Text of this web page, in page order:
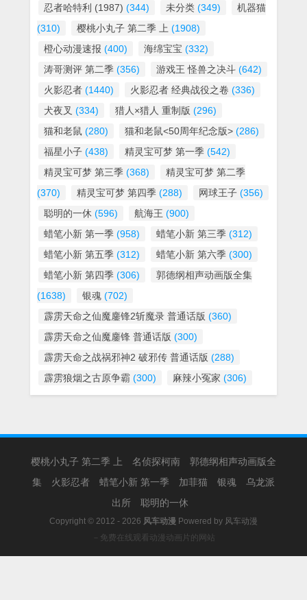
忍者哈特利 (1987) (344) 未分类 (349)
机器猫
(310)
樱桃小丸子 第二季 上 (1908)
橙心动漫速报 (400) 海绵宝宝 (332)
涛哥测评 第二季 (356) 游戏王 怪兽之决斗 (642)
火影忍者 (1440) 火影忍者 经典战役之卷 (336)
犬夜叉 (334) 猎人×猎人 重制版 (296)
猫和老鼠 (280) 猫和老鼠<50周年纪念版> (286)
福星小子 (438) 精灵宝可梦 第一季 (542)
精灵宝可梦 第三季 (368)
精灵宝可梦 第二季
(370)
精灵宝可梦 第四季 (288) 网球王子 (356)
聪明的一休 (596) 航海王 (900)
蜡笔小新 第一季 (958) 蜡笔小新 第三季 (312)
蜡笔小新 第五季 (312) 蜡笔小新 第六季 (300)
蜡笔小新 第四季 (306)
郭德纲相声动画版全集
(1638)
银魂 (702)
霹雳天命之仙魔鏖锋2斩魔录 普通话版 (360)
霹雳天命之仙魔鏖锋 普通话版 (300)
霹雳天命之战祸邪神2 破邪传 普通话版 (288)
霹雳狼烟之古原争霸 (300) 麻辣小冤家 (306)
樱桃小丸子 第二季 上 名侦探柯南
郭德纲相声动画版全
集
火影忍者 蜡笔小新 第一季 加菲猫 银魂
乌龙派
出所
聪明的一休
Copyright © 2012 - 2026 风车动漫 Powered by 风车动漫
－免费在线观看动漫动画片的网站